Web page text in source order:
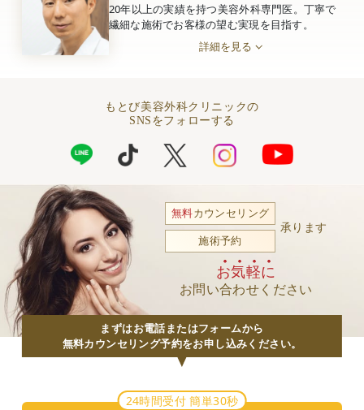
20年以上の実績を持つ美容外科専門医。丁寧で
繊細な施術でお客様の望む実現を目指す。
詳細を見る
もとび美容外科クリニックの
SNSをフォローする
無料カウンセリング
施術予約
承ります
お気軽に
お問い合わせください
まずはお電話またはフォームから
無料カウンセリング予約をお申し込みください。
24時間受付 簡単30秒